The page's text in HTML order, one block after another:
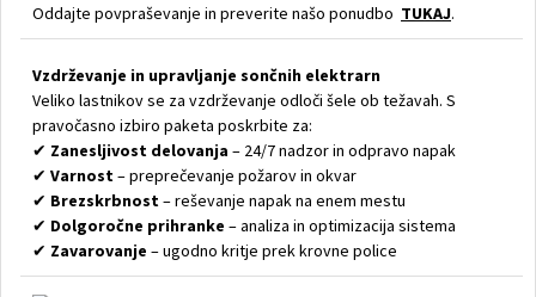
Oddajte povpraševanje in preverite našo ponudbo TUKAJ.
Vzdrževanje in upravljanje sončnih elektrarn
Veliko lastnikov se za vzdrževanje odloči šele ob težavah. S
pravočasno izbiro paketa poskrbite za:
✔ Zanesljivost delovanja – 24/7 nadzor in odpravo napak
✔ Varnost– preprečevanje požarov in okvar
✔ Brezskrbnost– reševanje napak na enem mestu
✔ Dolgoročne prihranke – analiza in optimizacija sistema
✔ Zavarovanje – ugodno kritje prek krovne police